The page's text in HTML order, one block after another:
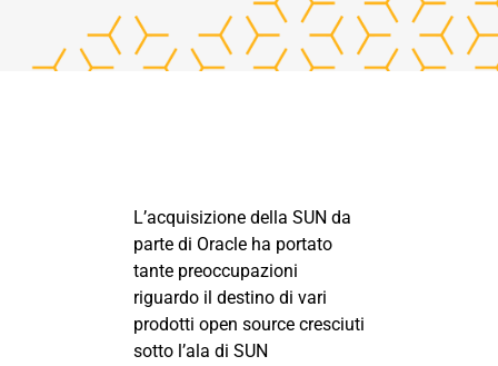
L’acquisizione della SUN da
parte di Oracle ha portato
tante preoccupazioni
riguardo il destino di vari
prodotti open source cresciuti
sotto l’ala di SUN